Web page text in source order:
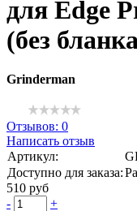
для Edge
(без
Grinderman
Отзывов: 0
Написать отзыв
Артикул:
Доступно для заказа:
510 руб
-
+